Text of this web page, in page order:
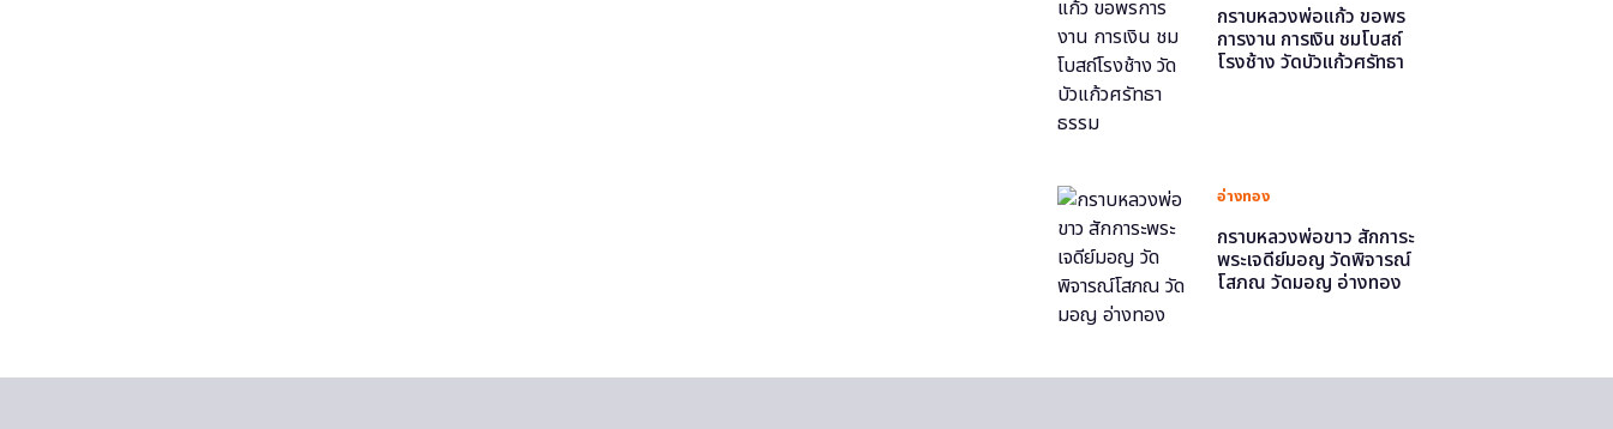
กราบหลวงพ่อแก้ว ขอพร
การงาน การเงิน ชมโบสถ์
โรงช้าง วัดบัวแก้วศรัทธา
อ่างทอง
กราบหลวงพ่อขาว สักการะ
พระเจดีย์มอญ วัดพิจารณ์
โสภณ วัดมอญ อ่างทอง